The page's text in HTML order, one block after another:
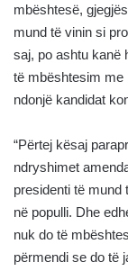
mbështesë,
mund të vinin si
saj, po ashtu kanë
të mbështesim me
ndonjë kandidat
“Përtej kësaj
ndryshimet
presidenti të mund
në populli. Dhe
nuk do të
përmendi se do të